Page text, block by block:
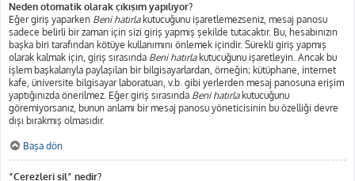
Neden otomatik olarak çıkışım yapılıyor?
Eğer giriş yaparken Beni hatırlakutucuğunu işaretlemezseniz, mesaj panosu
sadece belirli bir zaman için sizi giriş yapmış şekilde tutacaktır. Bu, hesabınızın
başka biri tarafından kötüye kullanımını önlemek içindir. Sürekli giriş yapmış
olarak kalmak için, giriş sırasında Beni hatırlakutucuğunu işaretleyin. Ancak bu
işlem başkalarıyla paylaşılan bir bilgisayarlardan, örneğin; kütüphane, internet
kafe, üniversite bilgisayar laboratuarı, v.b. gibi yerlerden mesaj panosuna erişim
yaptığınızda önerilmez. Eğer giriş sırasında Beni hatırlakutucuğunu
göremiyorsanız, bunun anlamı bir mesaj panosu yöneticisinin bu özelliği devre
dışı bırakmış olmasıdır.
Başa dön
“Çerezleri sil” nedir?